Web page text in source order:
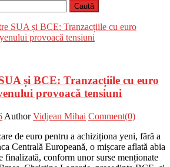
și BCE: Tranzacțiile cu euro
provoacă tensiuni
Author Vidjean Mihai Comment(0)
de euro pentru a achiziționa yeni, fără a
Centrală Europeană, o mișcare aflată abia
finalizată, conform unor surse menționate